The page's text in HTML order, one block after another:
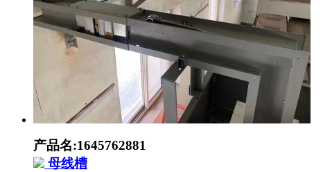
产品名:1645762881
母线槽